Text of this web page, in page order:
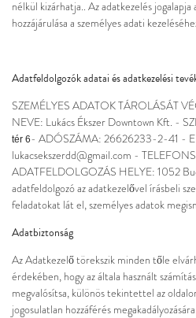
nélkül kizárhatja.. Az adatkezelés
hozzájárulása a személyes adati
Adatfeldolgozók adatai és adatkezelési
SZEMÉLYES ADATOK TÁROLÁSÁT
NEVE: Lukács Ékszer Downtown Kft. -
tér 6- ADÓSZÁMA: 26626233-2-41 -
lukacsekszerdd@gmail.com -
ADATFELDOLGOZÁS HELYE: 1052
adatfeldolgozó az adatkezelővel írásbeli
feladatokat lát el, személyes adatok
Adatbiztonság
Az Adatkezelő törekszik minden tőle
érdekében, hogy az általa használt
megvalósítsa, különös tekintettel az
jogosulatlan hozzáférés megakadályozására.